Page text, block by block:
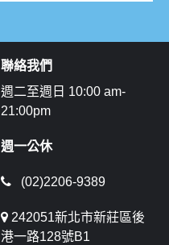
聯絡我們
週二至週日 10:00 am-
21:00pm
週一公休
(02)2206-9389
242051新北市新莊區後
港一路128號B1